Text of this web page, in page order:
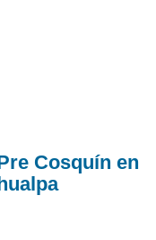
Cosquín en